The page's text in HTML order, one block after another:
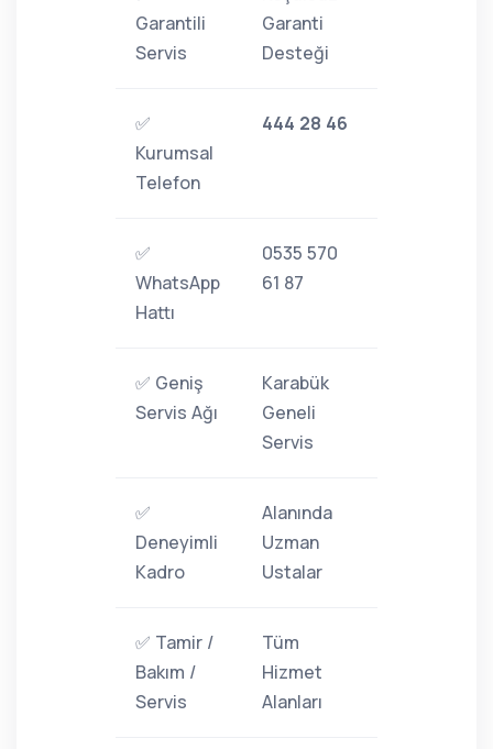
Garantili
Servis
Garanti
Desteği
✅
Kurumsal
Telefon
444 28 46
✅
WhatsApp
Hattı
0535 570
61 87
✅ Geniş
Servis Ağı
Karabük
Geneli
Servis
✅
Deneyimli
Kadro
Alanında
Uzman
Ustalar
✅ Tamir /
Bakım /
Servis
Tüm
Hizmet
Alanları